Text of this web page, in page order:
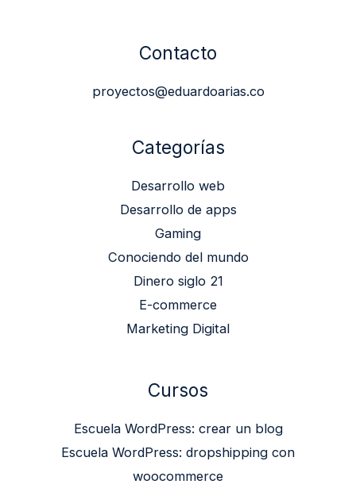
Contacto
proyectos@eduardoarias.co
Categorías
Desarrollo web
Desarrollo de apps
Gaming
Conociendo del mundo
Dinero siglo 21
E-commerce
Marketing Digital
Cursos
Escuela WordPress: crear un blog
Escuela WordPress: dropshipping con
woocommerce